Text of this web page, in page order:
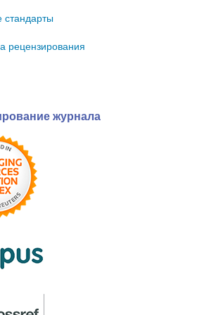
стандарты
рецензирования
журнала